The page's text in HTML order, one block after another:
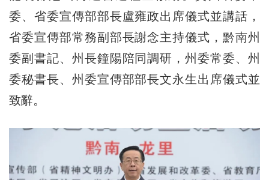
委、省委宣傳部部長盧雍政出席儀式並講話，
省委宣傳部常務副部長謝念主持儀式，黔南州
委副書記、州長鐘陽陪同調研，州委常委、州
委秘書長、州委宣傳部部長文永生出席儀式並
致辭。